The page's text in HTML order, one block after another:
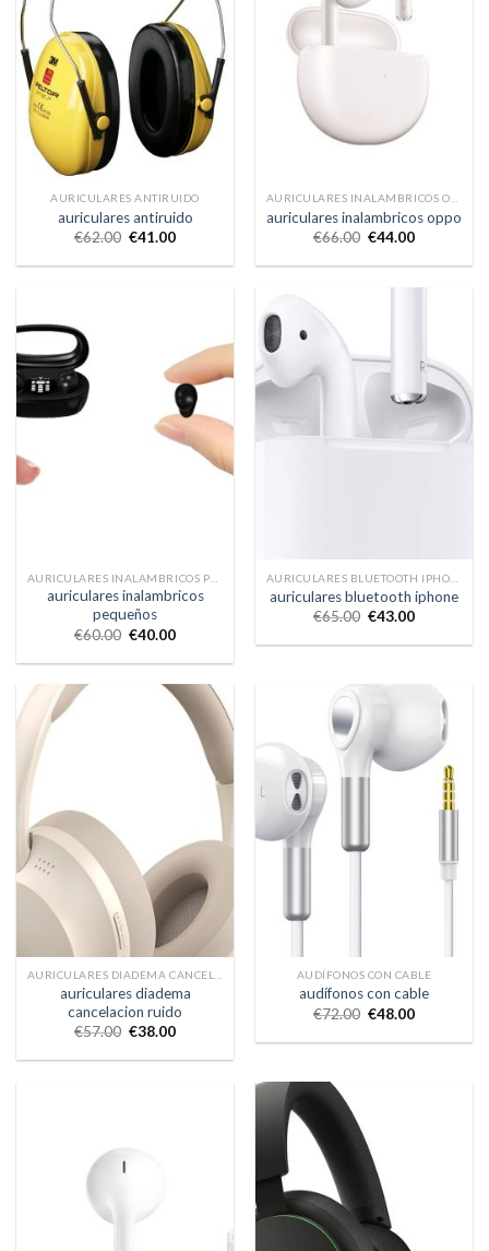
AURICULARES ANTIRUIDO
auriculares antiruido
€62.00 €41.00
AURICULARES INALAMBRICOS OPPO
auriculares inalambricos oppo
€66.00 €44.00
auriculares inalambricos
pequeños
€60.00 €40.00
auriculares bluetooth iphone
€65.00 €43.00
auriculares diadema
cancelacion ruido
€57.00 €38.00
AUDÍFONOS CON CABLE
audífonos con cable
€72.00 €48.00